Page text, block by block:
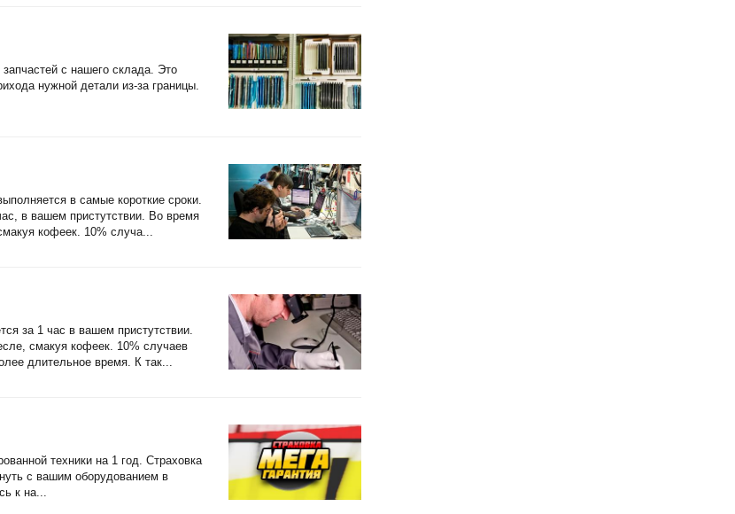
с нашего склада. Это
нужной детали из-за границы.
в самые короткие сроки.
в вашем пристутствии. Во время
кофеек. 10% случа...
за 1 час в вашем пристутствии.
смакуя кофеек. 10% случаев
длительное время. К так...
техники на 1 год. Страховка
с вашим оборудованием в
к на...